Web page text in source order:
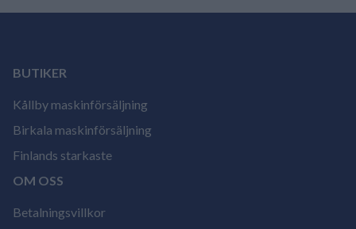
BUTIKER
Kållby maskinförsäljning
Birkala maskinförsäljning
Finlands starkaste
OM OSS
Betalningsvillkor